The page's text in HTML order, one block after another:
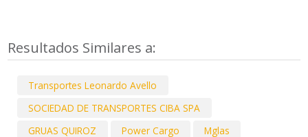
Resultados Similares a:
Transportes Leonardo Avello
SOCIEDAD DE TRANSPORTES CIBA SPA
GRUAS QUIROZ
Power Cargo Mglas